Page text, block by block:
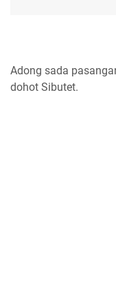
Adong sada
dohot Sibutet.